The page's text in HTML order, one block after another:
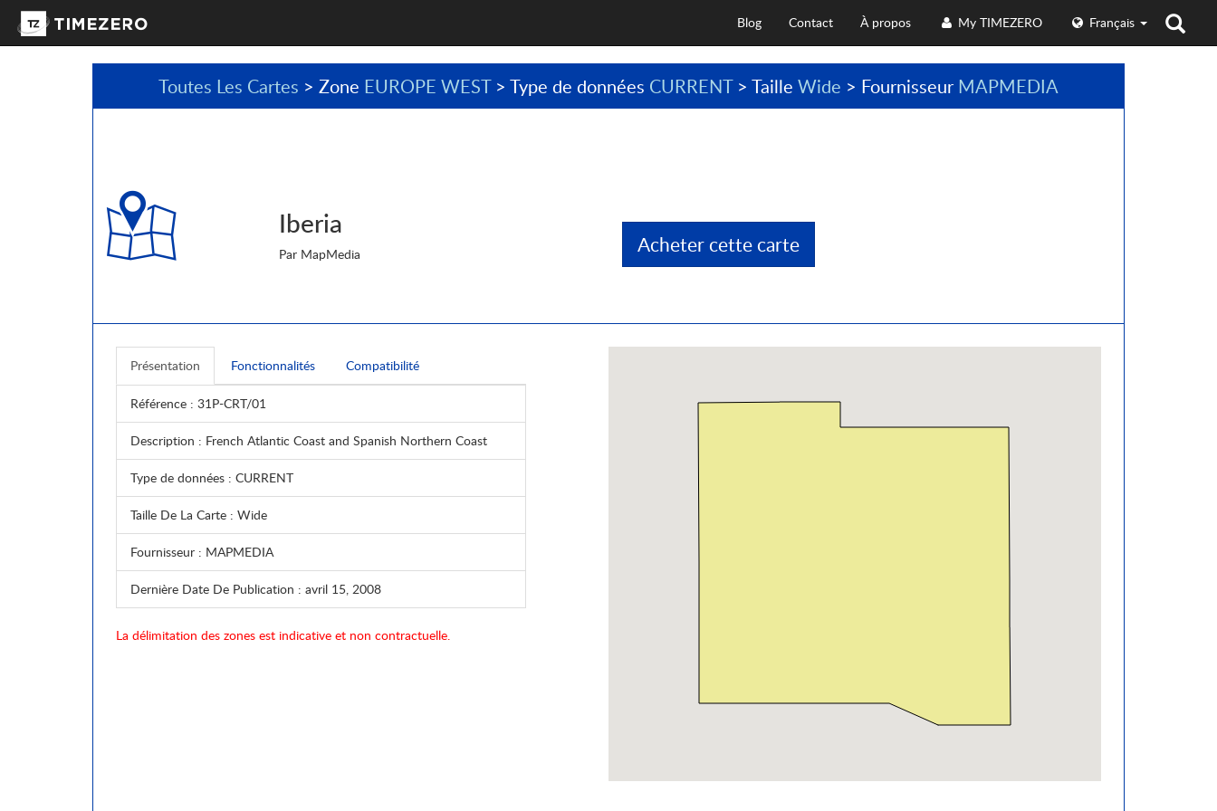
Français
My TIMEZERO
À propos
Contact
Blog
Toutes Les Cartes > Zone EUROPE WEST> Type de données CURRENT> Taille Wide > Fournisseur MAPMEDIA
Iberia
Par MapMedia Acheter cette carte
Présentation Fonctionnalités Compatibilité
Référence : 31P-CRT/01
Description : French Atlantic Coast and Spanish Northern Coast
Type de données : CURRENT
Taille De La Carte : Wide
Fournisseur : MAPMEDIA
Dernière Date De Publication : avril 15, 2008
La délimitation des zones est indicative et non contractuelle.